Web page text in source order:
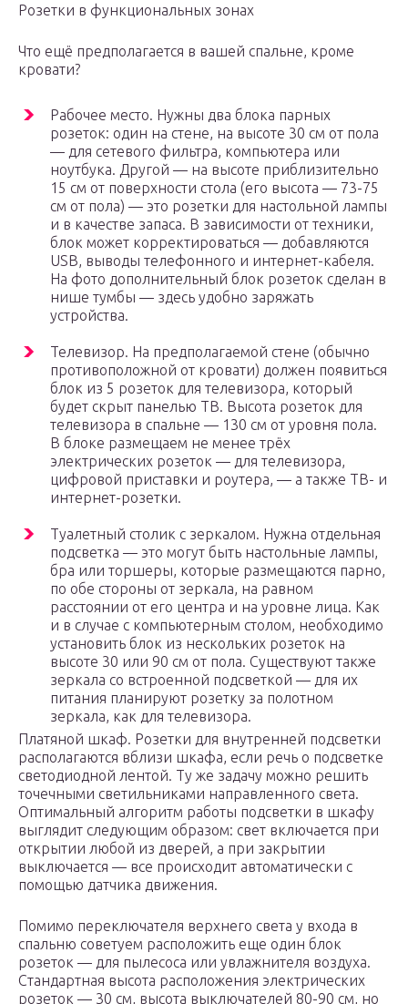
Розетки в функциональных зонах
Что ещё предполагается в вашей спальне, кроме
кровати?
Рабочее место. Нужны два блока парных
розеток: один на стене, на высоте 30 см от пола
— для сетевого фильтра, компьютера или
ноутбука. Другой — на высоте приблизительно
15 см от поверхности стола (его высота — 73-75
см от пола) — это розетки для настольной лампы
и в качестве запаса. В зависимости от техники,
блок может корректироваться — добавляются
USB, выводы телефонного и интернет-кабеля.
На фото дополнительный блок розеток сделан в
нише тумбы — здесь удобно заряжать
устройства.
Телевизор. На предполагаемой стене (обычно
противоположной от кровати) должен появиться
блок из 5 розеток для телевизора, который
будет скрыт панелью ТВ. Высота розеток для
телевизора в спальне — 130 см от уровня пола.
В блоке размещаем не менее трёх
электрических розеток — для телевизора,
цифровой приставки и роутера, — а также ТВ- и
интернет-розетки.
Туалетный столик с зеркалом. Нужна отдельная
подсветка — это могут быть настольные лампы,
бра или торшеры, которые размещаются парно,
по обе стороны от зеркала, на равном
расстоянии от его центра и на уровне лица. Как
и в случае с компьютерным столом, необходимо
установить блок из нескольких розеток на
высоте 30 или 90 см от пола. Существуют также
зеркала со встроенной подсветкой — для их
питания планируют розетку за полотном
зеркала, как для телевизора.
Платяной шкаф. Розетки для внутренней подсветки
располагаются вблизи шкафа, если речь о подсветке
светодиодной лентой. Ту же задачу можно решить
точечными светильниками направленного света.
Оптимальный алгоритм работы подсветки в шкафу
выглядит следующим образом: свет включается при
открытии любой из дверей, а при закрытии
выключается — все происходит автоматически с
помощью датчика движения.
Помимо переключателя верхнего света у входа в
спальню советуем расположить еще один блок
розеток — для пылесоса или увлажнителя воздуха.
Стандартная высота расположения электрических
розеток — 30 см, высота выключателей 80-90 см, но